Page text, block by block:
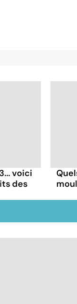
voici
des